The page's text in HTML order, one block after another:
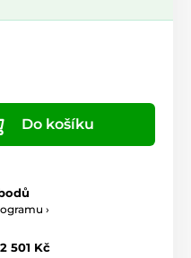
Do košíku
›
2 501 Kč